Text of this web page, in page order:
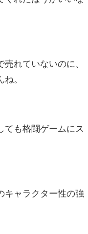
れていないのに、
。
も格闘ゲームにス
ャラクター性の強